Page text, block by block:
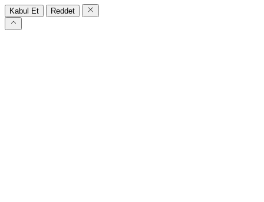
Kabul Et Reddet